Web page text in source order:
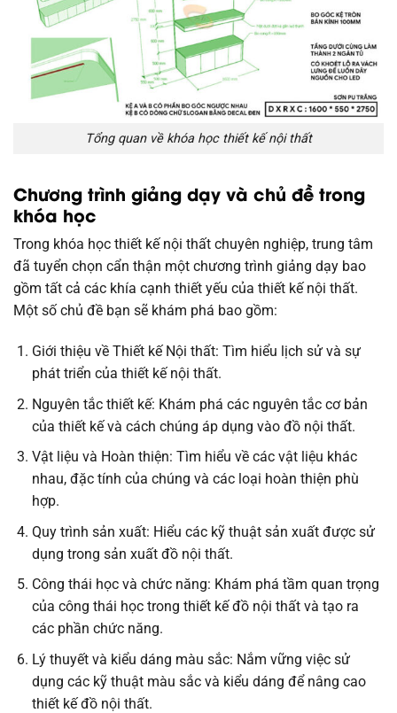
Tổng quan về khóa học thiết kế nội thất
Chương trình giảng dạy và chủ đề trong
khóa học
Trong khóa học thiết kế nội thất chuyên nghiệp, trung tâm
đã tuyển chọn cẩn thận một chương trình giảng dạy bao
gồm tất cả các khía cạnh thiết yếu của thiết kế nội thất.
Một số chủ đề bạn sẽ khám phá bao gồm:
Giới thiệu về Thiết kế Nội thất: Tìm hiểu lịch sử và sự
phát triển của thiết kế nội thất.
Nguyên tắc thiết kế: Khám phá các nguyên tắc cơ bản
của thiết kế và cách chúng áp dụng vào đồ nội thất.
Vật liệu và Hoàn thiện: Tìm hiểu về các vật liệu khác
nhau, đặc tính của chúng và các loại hoàn thiện phù
hợp.
Quy trình sản xuất: Hiểu các kỹ thuật sản xuất được sử
dụng trong sản xuất đồ nội thất.
Công thái học và chức năng: Khám phá tầm quan trọng
của công thái học trong thiết kế đồ nội thất và tạo ra
các phần chức năng.
Lý thuyết và kiểu dáng màu sắc: Nắm vững việc sử
dụng các kỹ thuật màu sắc và kiểu dáng để nâng cao
thiết kế đồ nội thất.